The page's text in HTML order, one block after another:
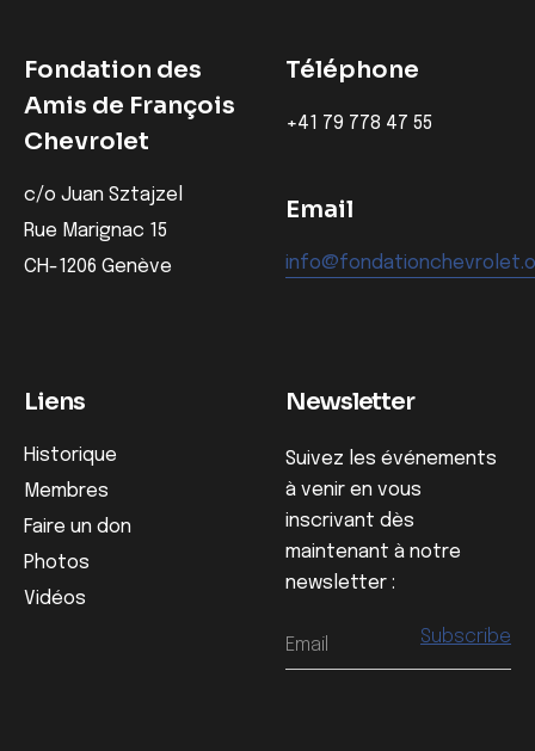
Fondation des
Amis de François
Chevrolet
c/o Juan Sztajzel
Rue Marignac 15
CH-1206 Genève
Téléphone
‭+41 79 778 47 55‬
Email
Liens
Historique
Membres
Faire un don
Photos
Vidéos
Newsletter
Suivez les événements
à venir en vous
inscrivant dès
maintenant à notre
newsletter :
Email